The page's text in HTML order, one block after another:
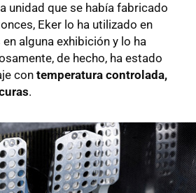
unidad que se había fabricado
Eker lo ha utilizado en
alguna exhibición y lo ha
de hecho, ha estado
con temperatura controlada,
.